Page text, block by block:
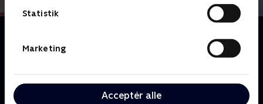
Statistik
Marketing
Acceptér alle
Donald Trump er tilbage i Det Hvide Hus. Hver uge
undersøger Miriam Zesler og Poul Erik Skammelsen
retning og plads i verden betyder for amerikanerne